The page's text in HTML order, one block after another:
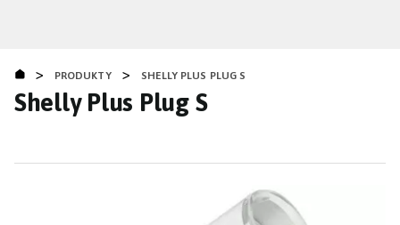
obsahu
> PRODUKTY > SHELLY PLUS PLUG S
Shelly Plus Plug S